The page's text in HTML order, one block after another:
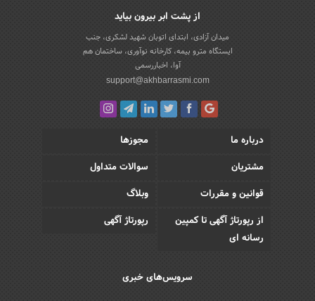
از پشت ابر بیرون بیاید
میدان آزادی، ابتدای اتوبان شهید لشکری، جنب
ایستگاه مترو بیمه، کارخانه نوآوری، ساختمان هم
آوا، اخباررسمی
support@akhbarrasmi.com
درباره ما
مجوزها
مشتریان
سوالات متداول
قوانین و مقررات
وبلاگ
از رپورتاژ آگهی تا کمپین
رسانه ای
رپورتاژ آگهی
سرویس‌های خبری